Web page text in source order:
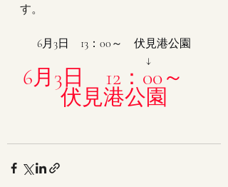
す。
6月3日　13：00～　伏見港公園
↓
6月3日　12：00～
伏見港公園